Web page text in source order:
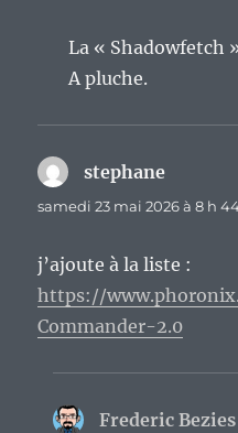
La « Shadowfetch
A pluche.
stephane
samedi 23 mai 2026 à 8 h
j’ajoute à la liste :
https://
Commander-2.0
Frederic Bezies